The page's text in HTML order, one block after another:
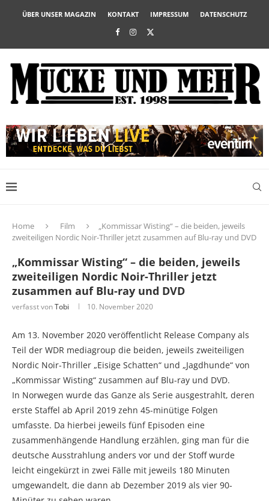
ÜBER UNSER MAGAZIN KONTAKT IMPRESSUM DATENSCHUTZ
Home Film
„Kommissar Wisting“ – die beiden, jeweils
zweiteiligen Nordic Noir-Thriller jetzt zusammen auf Blu-ray und DVD
„Kommissar Wisting“ – die beiden, jeweils
zweiteiligen Nordic Noir-Thriller jetzt
zusammen auf Blu-ray und DVD
verfasst vonTobi 10. November 2020
Am 13. November 2020 veröffentlicht Release Company als
Teil der WDR mediagroup die beiden, jeweils zweiteiligen
Nordic Noir-Thriller „Eisige Schatten“ und „Jagdhunde“ von
„Kommissar Wisting“ zusammen auf Blu-ray und DVD.
In Norwegen wurde das Ganze als Serie ausgestrahlt, deren
erste Staffel ab April 2019 zehn 45-minütige Folgen
umfasste. Da hierbei jeweils fünf Episoden eine
zusammenhängende Handlung erzählen, ging man für die
deutsche Ausstrahlung anders vor und der Stoff wurde
leicht eingekürzt in zwei Fälle mit jeweils 180 Minuten
umgewandelt, die dann ab Dezember 2019 als vier 90-